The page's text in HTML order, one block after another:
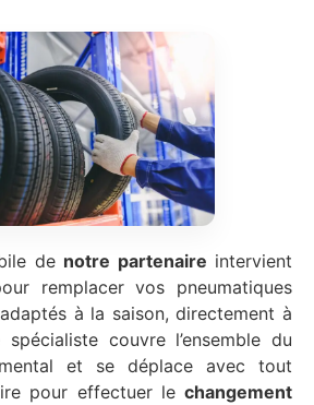
de notre partenaire intervient
remplacer vos pneumatiques
à la saison, directement à
couvre l’ensemble du
et se déplace avec tout
pour effectuer le changement